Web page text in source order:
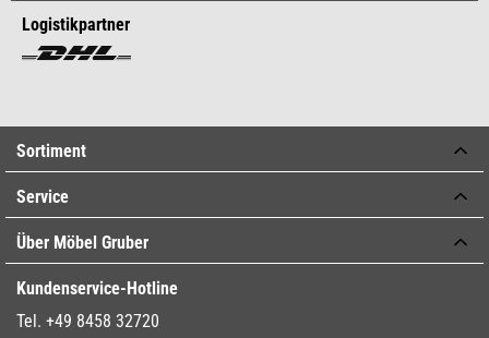
Logistikpartner
Sortiment
Service
Über Möbel Gruber
Kundenservice-Hotline
Tel. +49 8458 32720